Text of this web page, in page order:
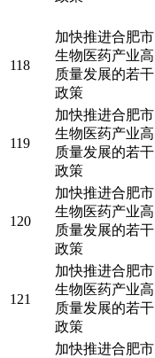
118
加快推进合肥市
生物医药产业高
质量发展的若干
政策
119
加快推进合肥市
生物医药产业高
质量发展的若干
政策
120
加快推进合肥市
生物医药产业高
质量发展的若干
政策
121
加快推进合肥市
生物医药产业高
质量发展的若干
政策
加快推进合肥市